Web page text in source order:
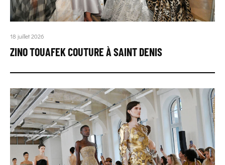
18 juillet 2026
ZINO TOUAFEK COUTURE À SAINT DENIS